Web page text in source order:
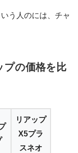
う人のには、チャ
プの価格を比
リアップ
X5プラ
スネオ